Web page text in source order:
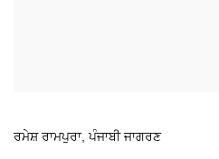
ਰਮੇਸ਼ ਰਾਮਪੁਰਾ, ਪੰਜਾਬੀ ਜਾਗਰਣ